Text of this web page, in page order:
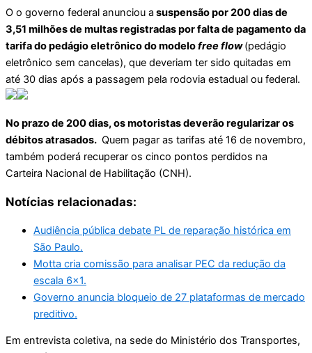
O o governo federal anunciou a suspensão por 200 dias de
3,51 milhões de multas registradas por falta de pagamento da
tarifa do pedágio eletrônico do modelofree flow(pedágio
eletrônico sem cancelas), que deveriam ter sido quitadas em
até 30 dias após a passagem pela rodovia estadual ou federal.
No prazo de 200 dias, os motoristas deverão regularizar os
débitos atrasados. Quem pagar as tarifas até 16 de novembro,
também poderá recuperar os cinco pontos perdidos na
Carteira Nacional de Habilitação (CNH).
Notícias relacionadas:
Audiência pública debate PL de reparação histórica em
São Paulo.
Motta cria comissão para analisar PEC da redução da
escala 6×1.
Governo anuncia bloqueio de 27 plataformas de mercado
preditivo.
Em entrevista coletiva, na sede do Ministério dos Transportes,